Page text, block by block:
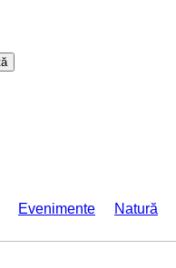
Evenimente Natură